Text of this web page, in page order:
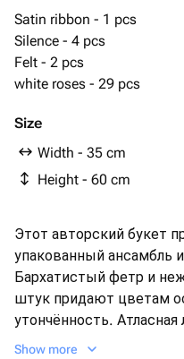
Satin ribbon - 1 pcs
Silence - 4 pcs
Felt - 2 pcs
white roses - 29 pcs
Size
Width - 35 cm
Height - 60 cm
Этот авторский букет
упакованный ансамбль
Бархатистый фетр и
штук придают цветам
утончённость. Атласная
всю композицию в
Show more